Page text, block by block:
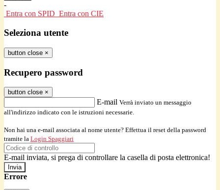
-
Entra con SPID Entra con CIE
Seleziona utente
button close ×
Recupero password
button close ×
E-mail Verrà inviato un messaggio
all'indirizzo indicato con le istruzioni necessarie.
Non hai una e-mail associata al nome utente? Effettua il reset della password
tramite la Login Spaggiari
E-mail inviata, si prega di controllare la casella di posta elettronica!
Errore